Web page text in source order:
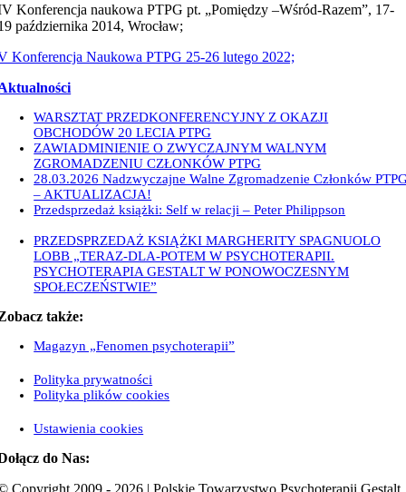
Konferencja naukowa PTPG pt. „Pomiędzy –Wśród-Razem”, 17-
października 2014, Wrocław;
Konferencja Naukowa PTPG 25-26 lutego 2022;
WARSZTAT PRZEDKONFERENCYJNY Z OKAZJI
OBCHODÓW 20 LECIA PTPG
ZAWIADMINIENIE O ZWYCZAJNYM WALNYM
ZGROMADZENIU CZŁONKÓW PTPG
28.03.2026 Nadzwyczajne Walne Zgromadzenie Członków
– AKTUALIZACJA!
Przedsprzedaż książki: Self w relacji – Peter Philippson
PRZEDSPRZEDAŻ KSIĄŻKI MARGHERITY SPAGNUOLO
LOBB „TERAZ-DLA-POTEM W PSYCHOTERAPII.
PSYCHOTERAPIA GESTALT W PONOWOCZESNYM
SPOŁECZEŃSTWIE”
także:
Magazyn „Fenomen psychoterapii”
Polityka prywatności
Polityka plików cookies
Ustawienia cookies
do Nas: